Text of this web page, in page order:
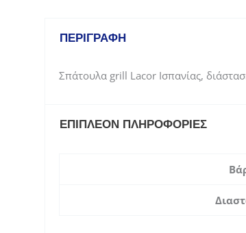
ΠΕΡΙΓΡΑΦΉ
Σπάτουλα grill Lacor Ισπανίας,
ΕΠΙΠΛΈΟΝ ΠΛΗΡΟΦΟΡΊΕΣ